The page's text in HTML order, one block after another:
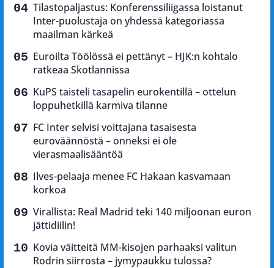
Tilastopaljastus: Konferenssiliigassa loistanut
Inter-puolustaja on yhdessä kategoriassa
maailman kärkeä
Euroilta Töölössä ei pettänyt – HJK:n kohtalo
ratkeaa Skotlannissa
KuPS taisteli tasapelin eurokentillä – ottelun
loppuhetkillä karmiva tilanne
FC Inter selvisi voittajana tasaisesta
euroväännöstä – onneksi ei ole
vierasmaalisääntöä
Ilves-pelaaja menee FC Hakaan kasvamaan
korkoa
Virallista: Real Madrid teki 140 miljoonan euron
jättidiilin!
Kovia väitteitä MM-kisojen parhaaksi valitun
Rodrin siirrosta – jymypaukku tulossa?